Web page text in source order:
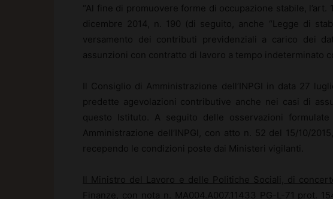
“Al fine di promuovere forme di occupazione stabile, l’art.
dicembre 2014, n. 190 (di seguito, anche “Legge di
versamento dei contributi previdenziali a carico dei
assunzioni con contratto di lavoro a tempo indeterminato
Il Consiglio di Amministrazione dell’INPGI in data 27
predette agevolazioni contributive anche nei casi di
questo Istituto. A seguito delle osservazioni
Amministrazione dell’INPGI, con atto n. 52 del 15/10/
recependo le condizioni poste dai Ministeri vigilanti.
Il Ministro del Lavoro e delle Politiche Sociali, di
Finanze, con nota n. MA004.A007.11433 PG-L-71 prot.